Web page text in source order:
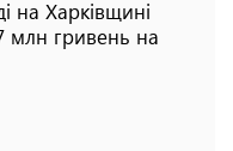
на Харківщині
млн гривень на